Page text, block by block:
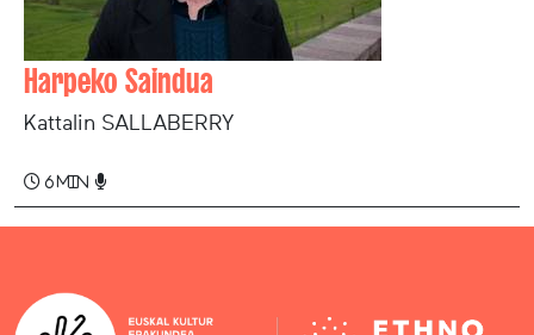
Harpeko Saindua
Kattalin SALLABERRY
6 min